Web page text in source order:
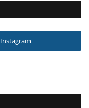
Instagram